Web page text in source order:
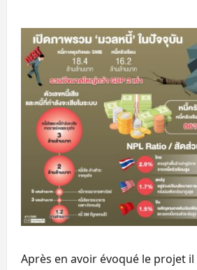
Après en avoir évoqué le projet il